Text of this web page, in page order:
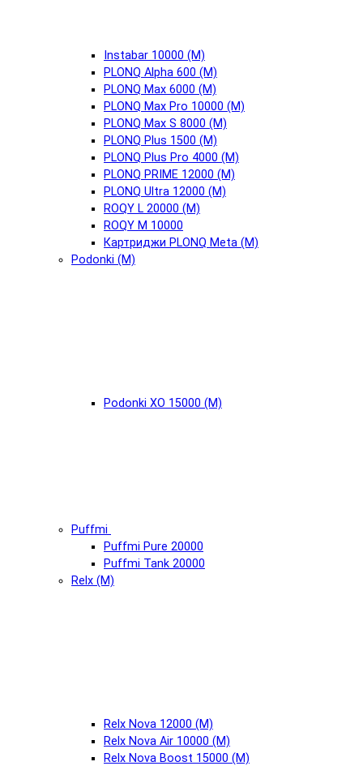
Instabar 10000 (М)
PLONQ Alpha 600 (М)
PLONQ Max 6000 (М)
PLONQ Max Pro 10000 (М)
PLONQ Max S 8000 (М)
PLONQ Plus 1500 (М)
PLONQ Plus Pro 4000 (М)
PLONQ PRIME 12000 (М)
PLONQ Ultra 12000 (М)
ROQY L 20000 (М)
ROQY M 10000
Картриджи PLONQ Meta (М)
Podonki (М)
Podonki XO 15000 (М)
Puffmi
Puffmi Pure 20000
Puffmi Tank 20000
Relx (М)
Relx Nova 12000 (М)
Relx Nova Air 10000 (М)
Relx Nova Boost 15000 (М)